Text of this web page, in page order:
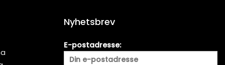
Nyhetsbrev
E-postadresse: